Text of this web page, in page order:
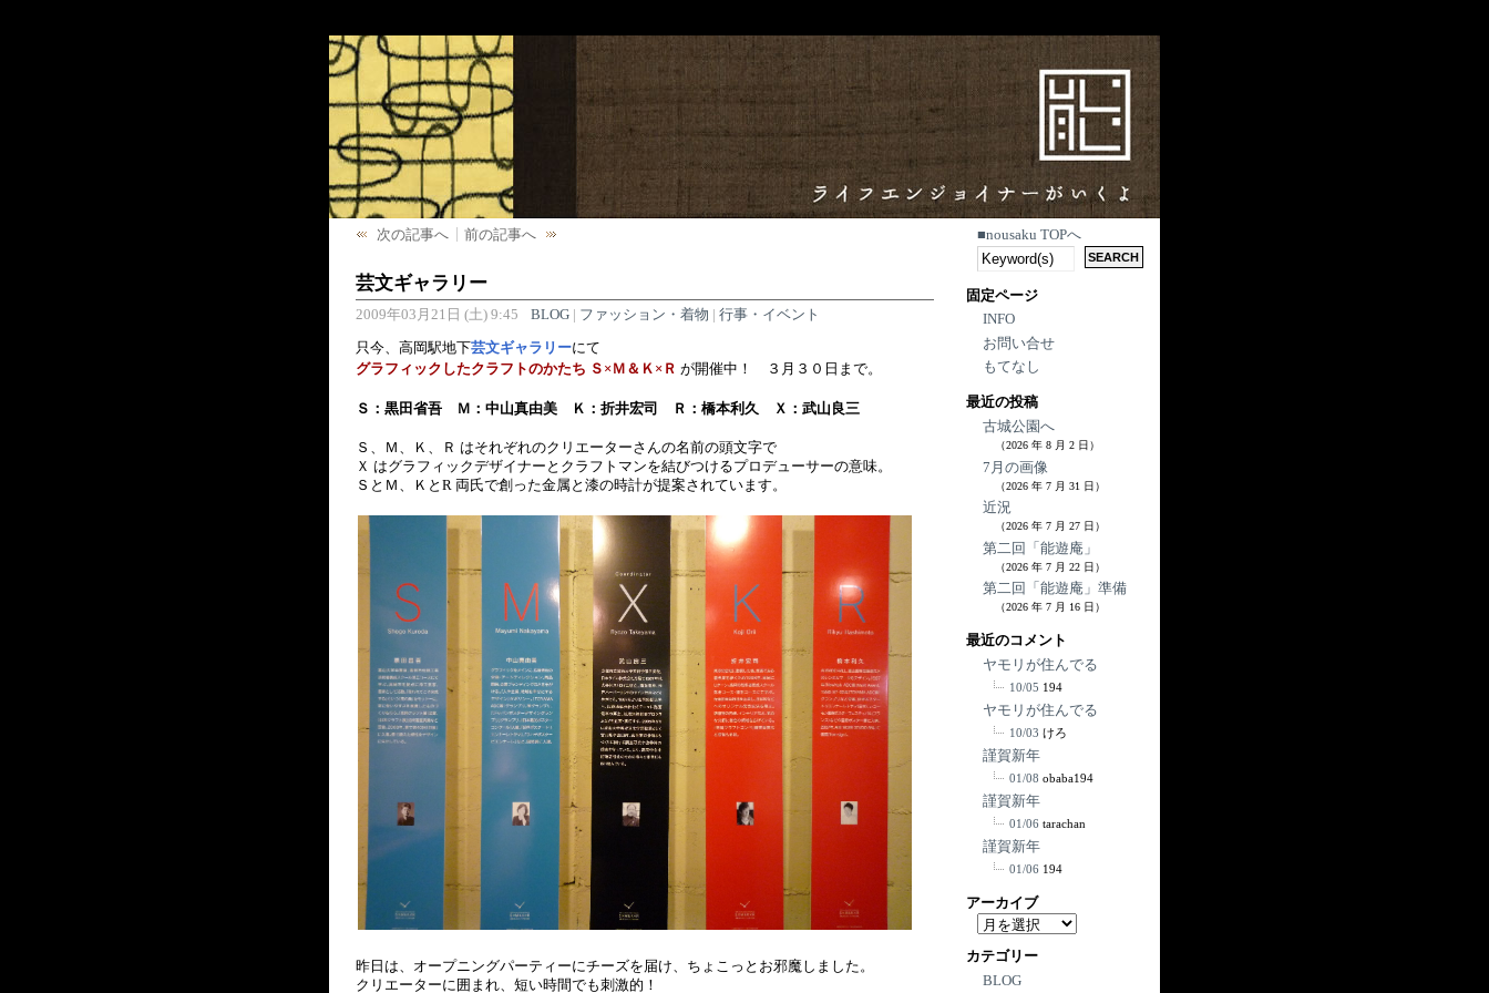
次の記事へ 前の記事へ
芸文ギャラリー
2009年03月21日 (土) 9:45 BLOG| ファッション・着物 | 行事・イベント
只今、高岡駅地下芸文ギャラリーにて
グラフィックしたクラフトのかたち Ｓ×Ｍ＆Ｋ×Ｒ が開催中！ ３月３０日まで。
Ｓ：黒田省吾 Ｍ：中山真由美 Ｋ：折井宏司 Ｒ：橋本利久 Ｘ：武山良三
Ｓ、Ｍ、Ｋ、Ｒ はそれぞれのクリエーターさんの名前の頭文字で
Ｘ はグラフィックデザイナーとクラフトマンを結びつけるプロデューサーの意味。
ＳとＭ、ＫとR 両氏で創った金属と漆の時計が提案されています。
昨日は、オープニングパーティーにチーズを届け、ちょこっとお邪魔しました。
クリエーターに囲まれ、短い時間でも刺激的！
■nousaku TOPへ
固定ページ
INFO
お問い合せ
もてなし
最近の投稿
古城公園へ
（2026 年 8 月 2 日）
7月の画像
（2026 年 7 月 31 日）
近況
（2026 年 7 月 27 日）
第二回「能遊庵」
（2026 年 7 月 22 日）
第二回「能遊庵」準備
（2026 年 7 月 16 日）
最近のコメント
ヤモリが住んでる
10/05 194
ヤモリが住んでる
10/03 けろ
謹賀新年
01/08 obaba194
謹賀新年
01/06 tarachan
謹賀新年
01/06 194
アーカイブ
ア
カ
イ
カテゴリー
BLOG